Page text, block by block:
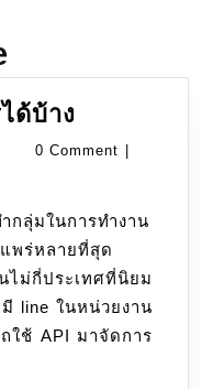
ด้บ้าง
API
อะไร
ได้
บ้าง
0 Comment
พร่หลายที่สุด
ไม่กี่ประเทศที่นิยม
line ในหน่วยงาน
ใช้ API มาจัดการ